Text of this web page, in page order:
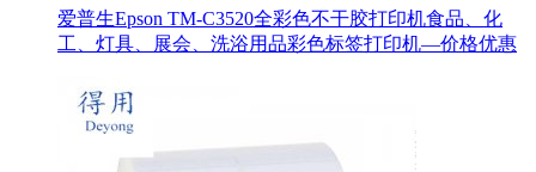
爱普生Epson TM-C3520全彩色不干胶打印机食品、化
工、灯具、展会、洗浴用品彩色标签打印机—价格优惠